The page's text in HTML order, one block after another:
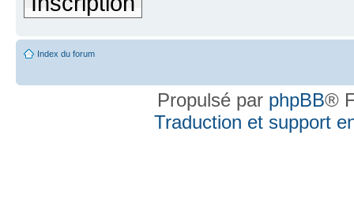
Index du forum
Propulsé par phpBB®
Traduction et support